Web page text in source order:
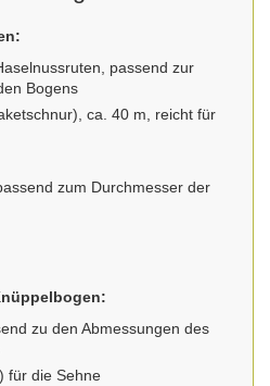
passend zur
Bogens
ca. 40 m, reicht für
zum Durchmesser der
zu den Abmessungen des
für die Sehne